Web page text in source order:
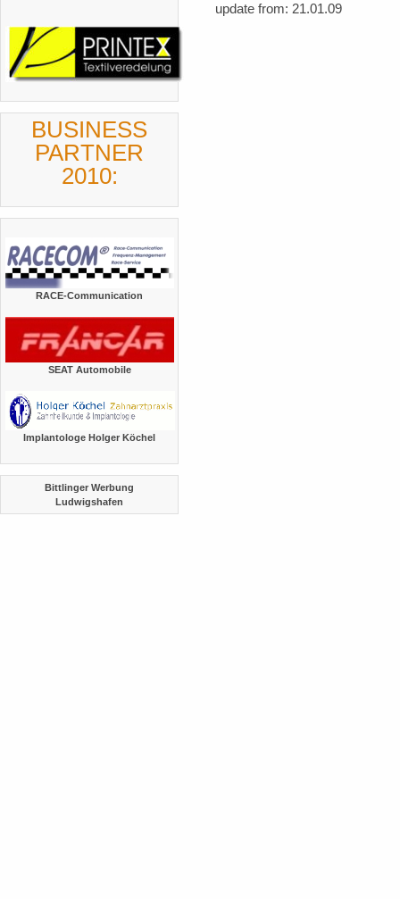
BUSINESS
PARTNER
2010:
RACE-Communication
SEAT Automobile
Implantologe Holger Köchel
Bittlinger Werbung
Ludwigshafen
update from: 21.01.09